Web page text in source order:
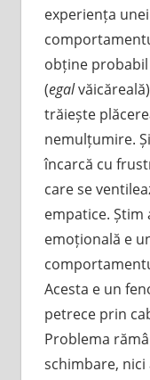
experiența
obține
(egal
trăiește
nemulțumire.
încarcă cu
care se
empatice. Știm
emoțională e
Acesta e un
petrece prin
Problema
schimbare, nici